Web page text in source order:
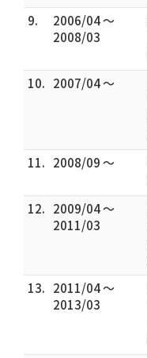
9.
2006/04 ～
2008/03
10. 2007/04 ～
11. 2008/09 ～
12. 2009/04 ～
2011/03
13. 2011/04 ～
2013/03